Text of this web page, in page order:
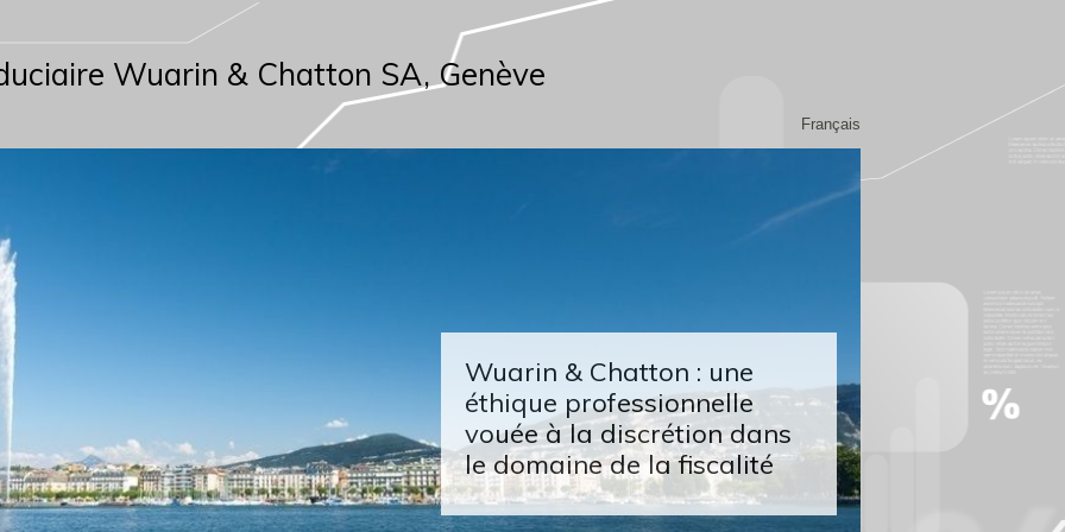
Français
Wuarin & Chatton SA, Genève
Wuarin & Chatton : une
éthique professionnelle
vouée à la discrétion dans
le domaine de la fiscalité